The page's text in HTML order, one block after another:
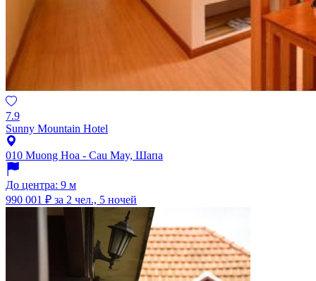
7.9
Sunny Mountain Hotel
010 Muong Hoa - Cau May, Шапа
До центра: 9 м
990 001 ₽ за 2 чел., 5 ночей